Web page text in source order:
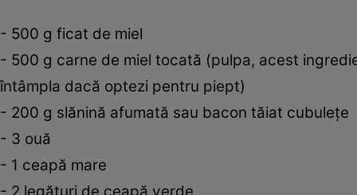
- 500 g ficat de miel
- 500 g carne de miel tocată (pulpa, acest
întâmpla dacă optezi pentru piept)
- 200 g slănină afumată sau bacon tăiat cubulețe
- 3 ouă
- 1 ceapă mare